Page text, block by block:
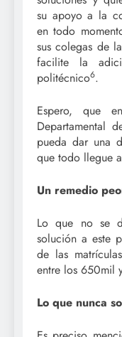
su apoyo a la
en todo
sus colegas de
facilite la
politécnico6.
Espero, que
Departamental
pueda dar una
que todo llegue
Un remedio
Lo que no se
solución a este
de las
entre los 650mil
Lo que nunca